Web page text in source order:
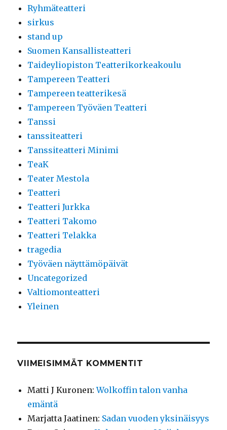
Ryhmäteatteri
sirkus
stand up
Suomen Kansallisteatteri
Taideyliopiston Teatterikorkeakoulu
Tampereen Teatteri
Tampereen teatterikesä
Tampereen Työväen Teatteri
Tanssi
tanssiteatteri
Tanssiteatteri Minimi
TeaK
Teater Mestola
Teatteri
Teatteri Jurkka
Teatteri Takomo
Teatteri Telakka
tragedia
Työväen näyttämöpäivät
Uncategorized
Valtiomonteatteri
Yleinen
VIIMEISIMMÄT KOMMENTIT
Matti J Kuronen:Wolkoffin talon vanha
emäntä
Marjatta Jaatinen: Sadan vuoden yksinäisyys